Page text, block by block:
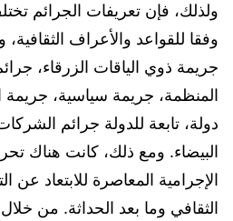
ولذلك، فإن تعريفات الجرائم
وفقا للقواعد والأعراف
جريمة ذوي الياقات الزرقاء،
المنظمة، جريمة سياسية، جريمة
دولة، تابعة للدولة جرائم
البيضاء. ومع ذلك، كانت هناك
الإجرامية المعاصرة للابتعاد عن
الثقافي وما بعد الحداثة. من